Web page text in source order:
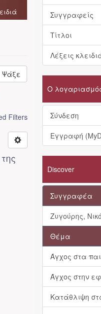
Ψάξε
Filters
Συγγραφείς
Τίτλοι
Λέξεις
Ο
Σύνδεση
Εγγραφή
Discover
Συγγραφέα
Ζυγούρης,
Θέμα
Άγχος στα
Άγχος στην
Κατάθλιψη